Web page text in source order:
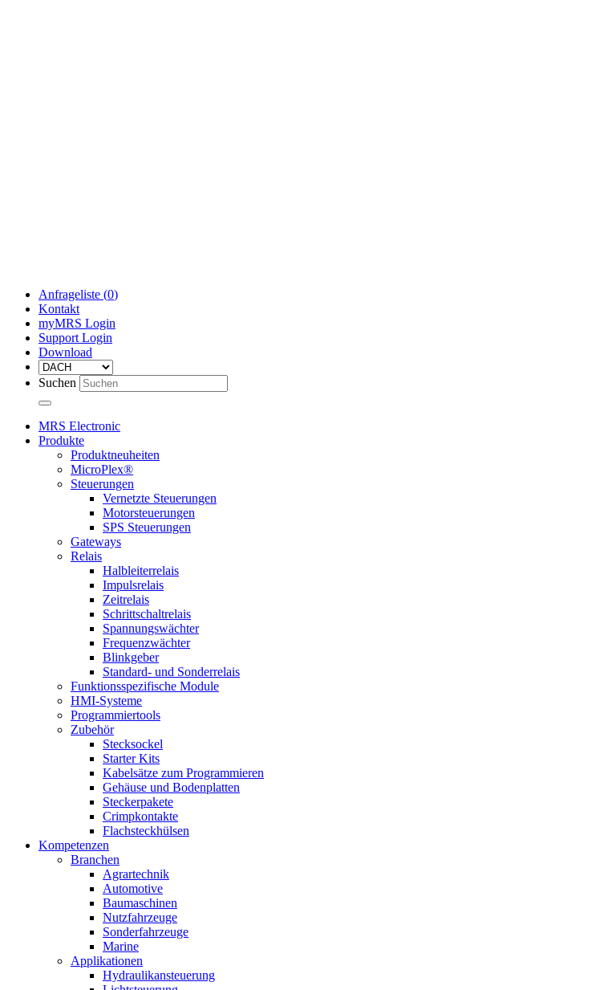
Anfrageliste (0)
Kontakt
myMRS Login
Support Login
Download
Suchen
MRS Electronic
Produkte
Produktneuheiten
MicroPlex®
Steuerungen
Vernetzte Steuerungen
Motorsteuerungen
SPS Steuerungen
Gateways
Relais
Halbleiterrelais
Impulsrelais
Zeitrelais
Schrittschaltrelais
Spannungswächter
Frequenzwächter
Blinkgeber
Standard- und Sonderrelais
Funktionsspezifische Module
HMI-Systeme
Programmiertools
Zubehör
Stecksockel
Starter Kits
Kabelsätze zum Programmieren
Gehäuse und Bodenplatten
Steckerpakete
Crimpkontakte
Flachsteckhülsen
Kompetenzen
Branchen
Agrartechnik
Automotive
Baumaschinen
Nutzfahrzeuge
Sonderfahrzeuge
Marine
Applikationen
Hydraulikansteuerung